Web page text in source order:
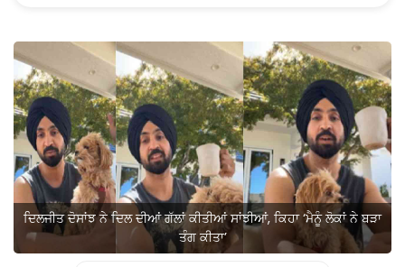
ਦਿਲਜੀਤ ਦੋਸਾਂਝ ਨੇ ਦਿਲ ਦੀਆਂ ਗੱਲਾਂ ਕੀਤੀਆਂ ਸਾਂਝੀਆਂ, ਕਿਹਾ ‘ਮੈਨੂੰ ਲੋਕਾਂ ਨੇ ਬੜਾ
ਤੰਗ ਕੀਤਾ’